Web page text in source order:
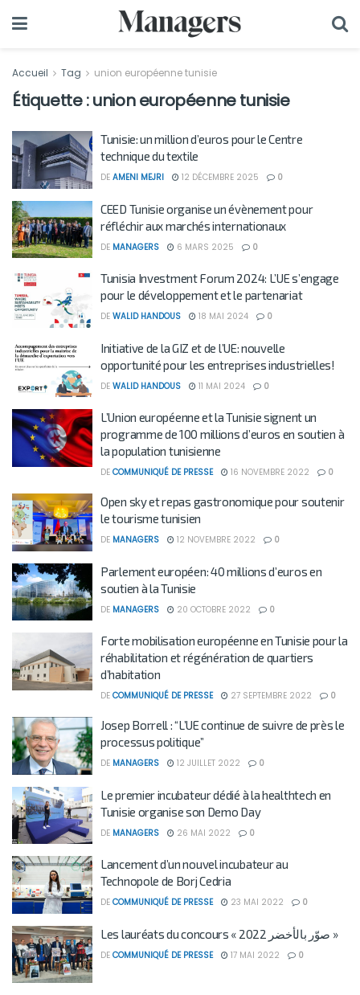
Accueil Tag union européenne tunisie
Étiquette :union européenne tunisie
Tunisie: un million d’euros pour le Centre
technique du textile
DE AMENI MEJRI 12 DÉCEMBRE 2025 0
CEED Tunisie organise un évènement pour
réfléchir aux marchés internationaux
DE MANAGERS 6 MARS 2025 0
Tunisia Investment Forum 2024: L’UE s’engage
pour le développement et le partenariat
DE WALID HANDOUS 18 MAI 2024 0
Initiative de la GIZ et de l’UE: nouvelle
opportunité pour les entreprises industrielles!
DE WALID HANDOUS 11 MAI 2024 0
L’Union européenne et la Tunisie signent un
programme de 100 millions d’euros en soutien à
la population tunisienne
DE COMMUNIQUÉ DE PRESSE 16 NOVEMBRE 2022 0
Open sky et repas gastronomique pour soutenir
le tourisme tunisien
DE MANAGERS 12 NOVEMBRE 2022 0
Parlement européen: 40 millions d’euros en
soutien à la Tunisie
DE MANAGERS 20 OCTOBRE 2022 0
Forte mobilisation européenne en Tunisie pour la
réhabilitation et régénération de quartiers
d’habitation
DE COMMUNIQUÉ DE PRESSE 27 SEPTEMBRE 2022 0
Josep Borrell : “L’UE continue de suivre de près le
processus politique”
DE MANAGERS 12 JUILLET 2022 0
Le premier incubateur dédié à la healthtech en
Tunisie organise son Demo Day
DE MANAGERS 26 MAI 2022 0
Lancement d’un nouvel incubateur au
Technopole de Borj Cedria
DE COMMUNIQUÉ DE PRESSE 23 MAI 2022 0
Les lauréats du concours « صوّر بالأخضر 2022 »
DE COMMUNIQUÉ DE PRESSE 17 MAI 2022 0